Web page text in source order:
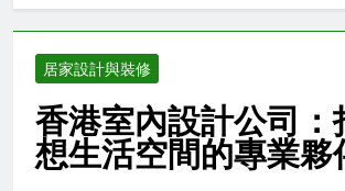
居家設計與裝修
香港室內設計公司：
想生活空間的專業夥